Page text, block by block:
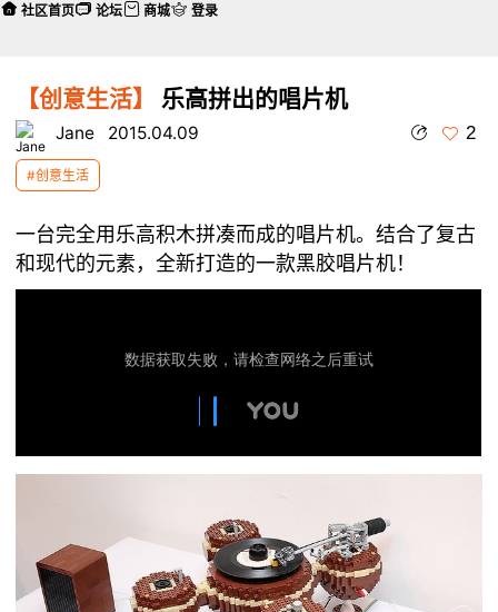
【创意生活】 乐高拼出的唱片机
Jane 2015.04.09 2
#创意生活
一台完全用乐高积木拼凑而成的唱片机。结合了复古
和现代的元素，全新打造的一款黑胶唱片机！
社区首页 论坛 商城 登录